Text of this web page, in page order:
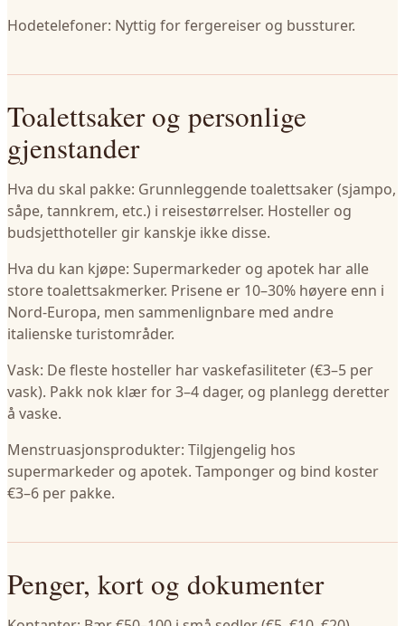
Hodetelefoner: Nyttig for fergereiser og bussturer.
Toalettsaker og personlige
gjenstander
Hva du skal pakke: Grunnleggende toalettsaker (sjampo,
såpe, tannkrem, etc.) i reisestørrelser. Hosteller og
budsjetthoteller gir kanskje ikke disse.
Hva du kan kjøpe: Supermarkeder og apotek har alle
store toalettsakmerker. Prisene er 10–30% høyere enn i
Nord-Europa, men sammenlignbare med andre
italienske turistområder.
Vask: De fleste hosteller har vaskefasiliteter (€3–5 per
vask). Pakk nok klær for 3–4 dager, og planlegg deretter
å vaske.
Menstruasjonsprodukter: Tilgjengelig hos
supermarkeder og apotek. Tamponger og bind koster
€3–6 per pakke.
Penger, kort og dokumenter